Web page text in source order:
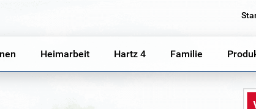
Heimarbeit Hartz 4 Familie